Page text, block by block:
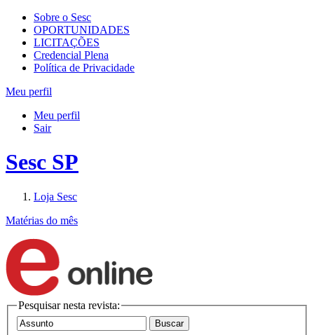
Sobre o Sesc
OPORTUNIDADES
LICITAÇÕES
Credencial Plena
Política de Privacidade
Meu perfil
Meu perfil
Sair
Sesc SP
Loja Sesc
Matérias do mês
Pesquisar nesta revista: